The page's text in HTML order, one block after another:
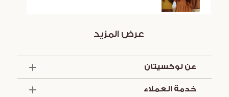
عرض المزيد
عن لوكسيتان
خدمة العملاء